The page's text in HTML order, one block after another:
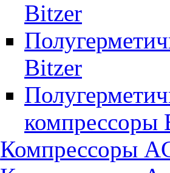
Bitzer
Bitzer
компрессоры
Компрессоры